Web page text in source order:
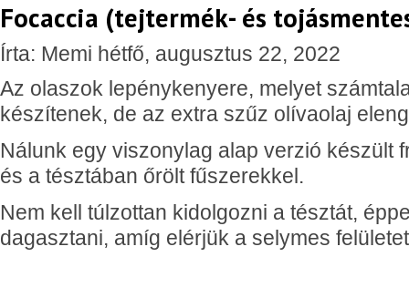
Focaccia (tejtermék- és
Írta: Memi hétfő, augusztus 22, 2022
Az olaszok lepénykenyere, melyet
készítenek, de az extra szűz olívaolaj
Nálunk egy viszonylag alap verzió készült
és a tésztában őrölt fűszerekkel.
Nem kell túlzottan kidolgozni a tésztát,
dagasztani, amíg elérjük a selymes